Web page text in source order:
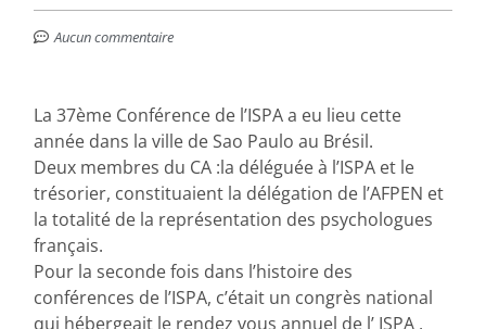
Aucun commentaire
La 37ème Conférence de l’ISPA a eu lieu cette
année dans la ville de Sao Paulo au Brésil.
Deux membres du CA :la déléguée à l’ISPA et le
trésorier, constituaient la délégation de l’AFPEN et
la totalité de la représentation des psychologues
français.
Pour la seconde fois dans l’histoire des
conférences de l’ISPA, c’était un congrès national
qui hébergeait le rendez vous annuel de l’ ISPA ,